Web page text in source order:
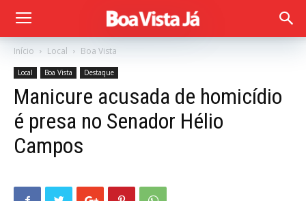
Início Local Boa Vista
Local Boa Vista Destaque
Manicure acusada de homicídio
é presa no Senador Hélio
Campos